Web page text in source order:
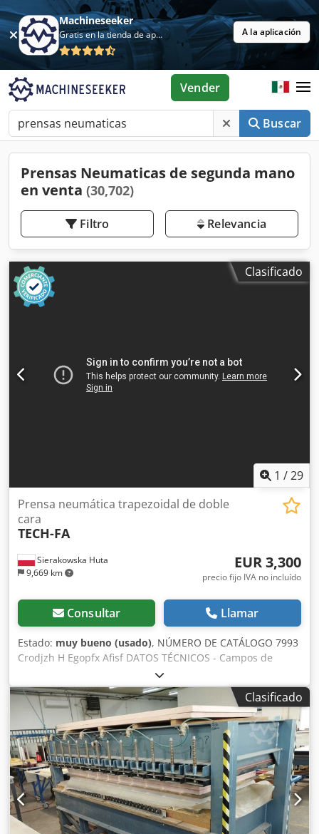
Machineseeker
Gratis en la tienda de aplicaciones A la aplicación
Buscar
Vender
Prensas Neumaticas de segunda mano
en venta (30,702)
Filtro Relevancia
Clasificado
1 /29
Sierakowska Huta
9,669 km
Prensa neumática trapezoidal de doble
cara
TECH-FA
EUR 3,300
precio fijo IVA no incluído
Consultar Llamar
Estado: muy bueno (usado), NÚMERO DE CATÁLOGO 7993
Crodjzh H Egopfx Afisf DATOS TÉCNICOS - Campos de
carga: 2 - Mordazas laterales ajustables manualmente: 2x4
uds. - Mordazas verticales neumáticas: 2x4 uds. - Longitud
máxima de los elementos encolados: 2500 mm - Altura
máxima de los elementos encolados: 1330 mm - Grosor
máximo de los elementos encolados: 110 mm - Guías para
el encolado de elementos finos - Dimensiones (L/A/H):
3000x1350x2000 mm - Peso: 900 kg VENTAJAS – Dos zonas
de trabajo – Longitud de encolado de 2500 mm – Cilindros
neumáticos – Guías para encolar elementos finos – Sin
pintar – Móvil – sobre ruedas – Prensa usada, en muy
buen estado Precio neto: 13.900 PLN Precio neto: 3.300
Clasificado